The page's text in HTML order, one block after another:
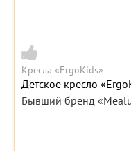
Кресла «ErgoKids»
Детское кресло
Бывший бренд